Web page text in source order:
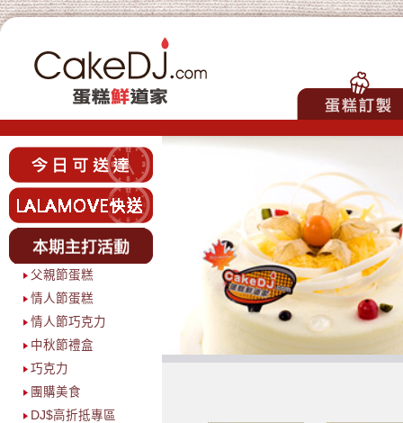
父親節蛋糕
情人節蛋糕
情人節巧克力
中秋節禮盒
巧克力
團購美食
DJ$高折抵專區